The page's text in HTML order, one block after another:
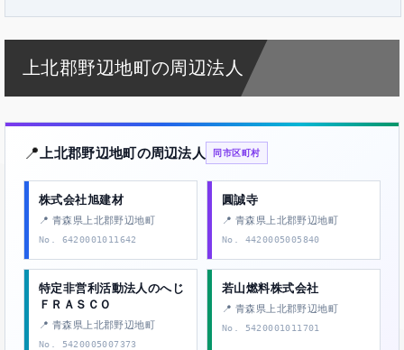
上北郡野辺地町の周辺法人
📍 上北郡野辺地町の周辺法人 同市区町村
株式会社旭建材
📍 青森県上北郡野辺地町
No. 6420001011642
圓誠寺
📍 青森県上北郡野辺地町
No. 4420005005840
特定非営利活動法人のへじ
ＦＲＡＳＣＯ
📍 青森県上北郡野辺地町
No. 5420005007373
若山燃料株式会社
📍 青森県上北郡野辺地町
No. 5420001011701